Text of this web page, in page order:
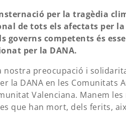
per la tragèdia
de tots els afectats per la
governs competents és
per la DANA.
nostra preocupació i
la DANA en les Comunitats
Valenciana. Manem
que han mort, dels ferits,